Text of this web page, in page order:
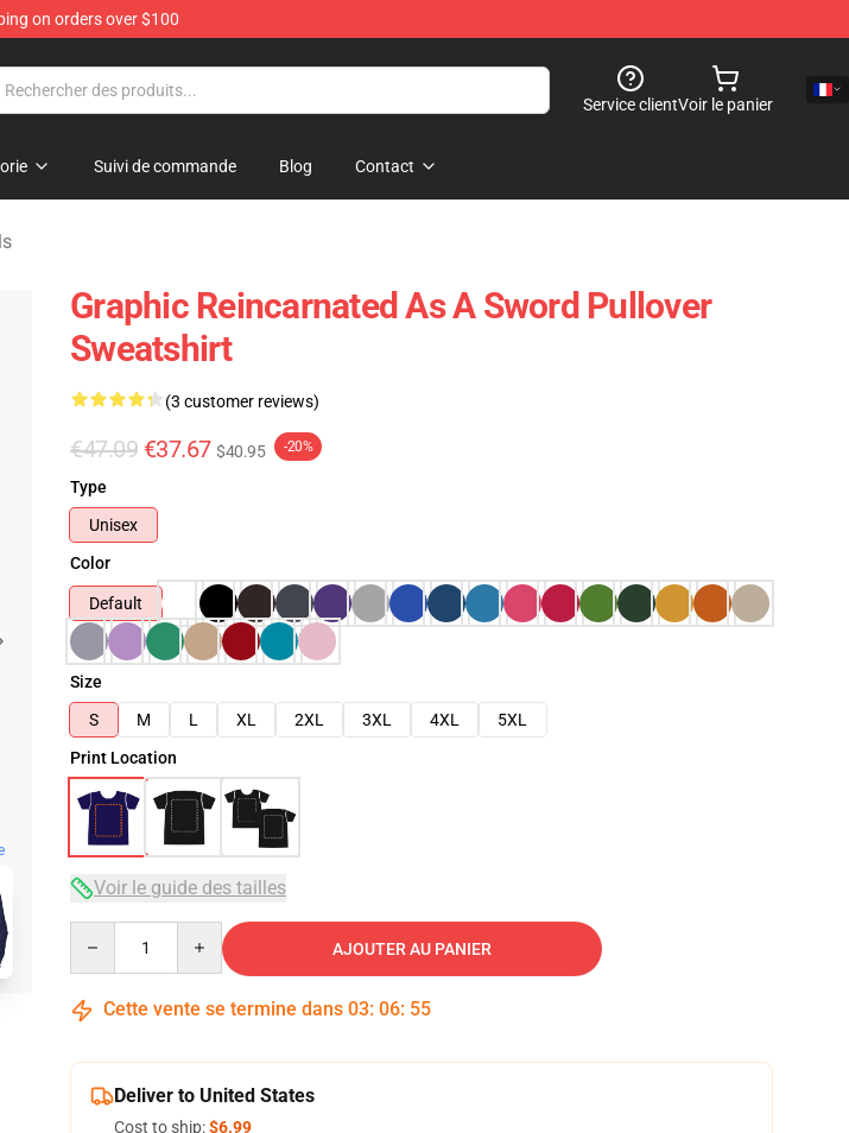
on orders over $100
Service clientVoir le panier
Suivi de commande Blog Contact
Graphic Reincarnated As A Sword Pullover
Sweatshirt
(3 customer reviews)
€47.09 €37.67 $40.95 -20%
Type
Unisex
Color
Default
Size
S
M L XL 2XL 3XL 4XL
5XL
Print Location
Voir le guide des tailles
AJOUTER AU PANIER
Cette vente se termine dans 03: 06: 54
Deliver to United States
Cost to ship:$6.99